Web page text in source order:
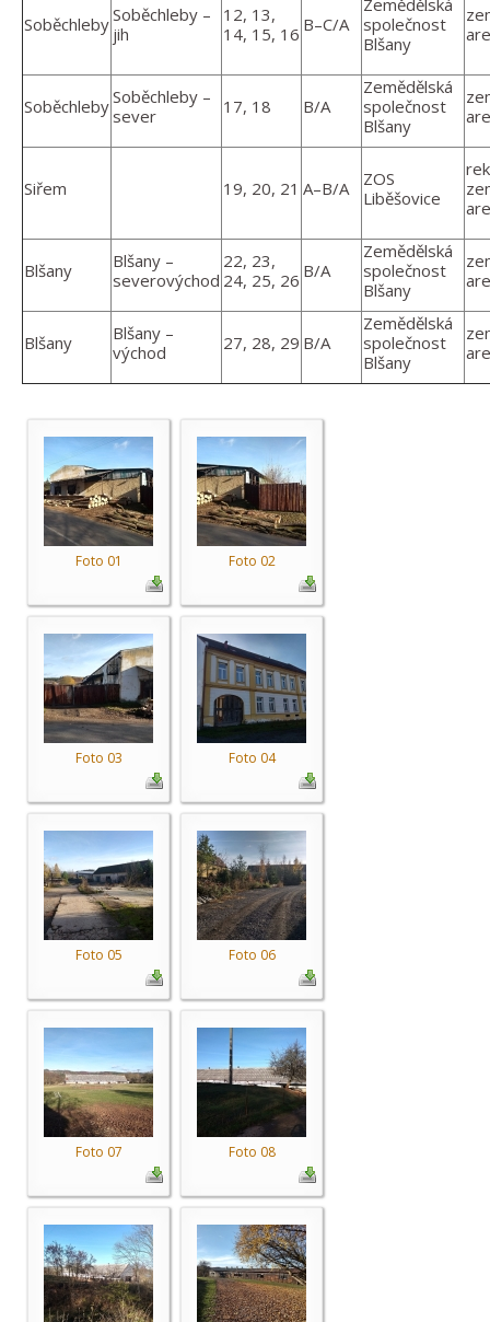
SoběchlebySoběchleby –
jih
12, 13,
14, 15, 16 B–C/A
Zemědělská
společnost
Blšany
SoběchlebySoběchleby –
sever
17, 18 B/A
Zemědělská
společnost
Blšany
Siřem 19, 20, 21 A–B/A
ZOS
Liběšovice
Blšany
Blšany –
severovýchod
22, 23,
24, 25, 26 B/A
Zemědělská
společnost
Blšany
Blšany
Blšany –
východ
27, 28, 29 B/A
Zemědělská
společnost
Blšany
Foto 01 Foto 02
Foto 03 Foto 04
Foto 05 Foto 06
Foto 07 Foto 08